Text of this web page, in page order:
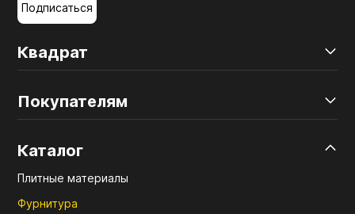
Квадрат
Покупателям
Каталог
Плитные материалы
Фурнитура
Подписаться